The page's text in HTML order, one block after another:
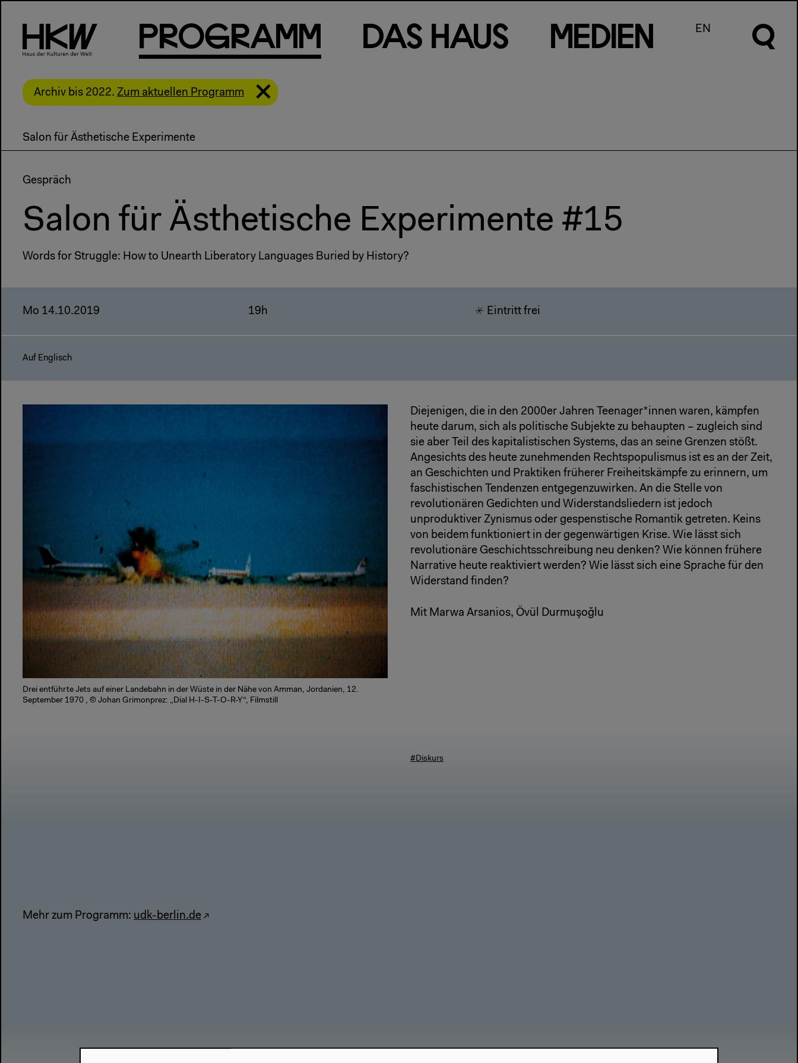
PRog Ram m Das Haus m e d en EN
Archiv bis 2022. Zum aktuellen Programm
Salon für Ästhetische Experimente
Gespräch
Salon für Ästhetische Experimente #15
Words for Struggle: How to Unearth Liberatory Languages Buried by History?
Mo 14.10.2019 19h Eintritt frei
Auf Englisch
Drei entführte Jets auf einer Landebahn in der Wüste in der Nähe von Amman, Jordanien, 12.
September 1970 , © Johan Grimonprez: „Dial H-I-S-T-O-R-Y“, Filmstill
Diejenigen, die in den 2000er Jahren Teenager*innen waren, kämpfen
heute darum, sich als politische Subjekte zu behaupten – zugleich sind
sie aber Teil des kapitalistischen Systems, das an seine Grenzen stößt.
Angesichts des heute zunehmenden Rechtspopulismus ist es an der Zeit,
an Geschichten und Praktiken früherer Freiheitskämpfe zu erinnern, um
faschistischen Tendenzen entgegenzuwirken. An die Stelle von
revolutionären Gedichten und Widerstandsliedern ist jedoch
unproduktiver Zynismus oder gespenstische Romantik getreten. Keins
von beidem funktioniert in der gegenwärtigen Krise. Wie lässt sich
revolutionäre Geschichtsschreibung neu denken? Wie können frühere
Narrative heute reaktiviert werden? Wie lässt sich eine Sprache für den
Widerstand finden?
Mit Marwa Arsanios, Övül Durmuşoğlu
#Diskurs
Mehr zum Programm: udk-berlin.de